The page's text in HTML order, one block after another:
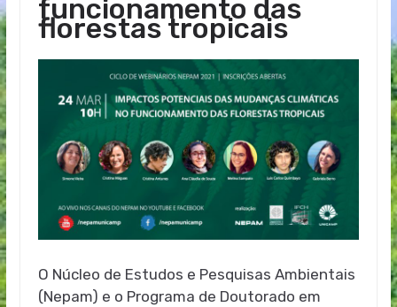
funcionamento das
florestas tropicais
O Núcleo de Estudos e Pesquisas Ambientais
(Nepam) e o Programa de Doutorado em